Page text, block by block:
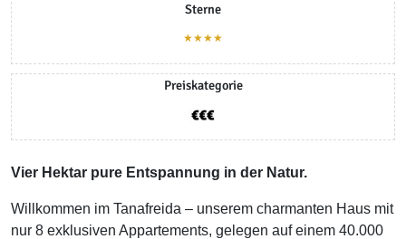
Sterne
★★★★
Preiskategorie
Vier Hektar pure Entspannung in der Natur.
Willkommen im Tanafreida – unserem charmanten Haus mit
nur 8 exklusiven Appartements, gelegen auf einem 40.000